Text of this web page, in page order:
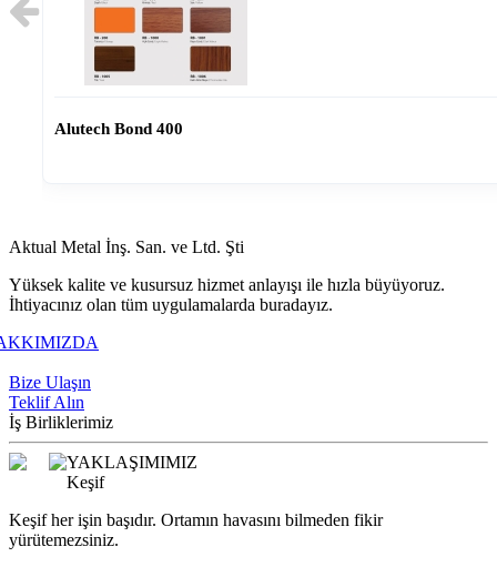
Alutech Bond 400
Aktual Metal İnş. San. ve Ltd. Şti
Yüksek kalite ve kusursuz hizmet anlayışı ile hızla büyüyoruz.
İhtiyacınız olan tüm uygulamalarda buradayız.
Bize Ulaşın
Teklif Alın
İş Birliklerimiz
YAKLAŞIMIMIZ
Keşif
Keşif her işin başıdır. Ortamın havasını bilmeden fikir
yürütemezsiniz.